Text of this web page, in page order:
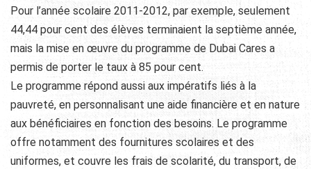
Pour l’année scolaire 2011-2012, par exemple, seulement
44,44 pour cent des élèves terminaient la septième année,
mais la mise en œuvre du programme de Dubai Cares a
permis de porter le taux à 85 pour cent.
Le programme répond aussi aux impératifs liés à la
pauvreté, en personnalisant une aide financière et en nature
aux bénéficiaires en fonction des besoins. Le programme
offre notamment des fournitures scolaires et des
uniformes, et couvre les frais de scolarité, du transport, de